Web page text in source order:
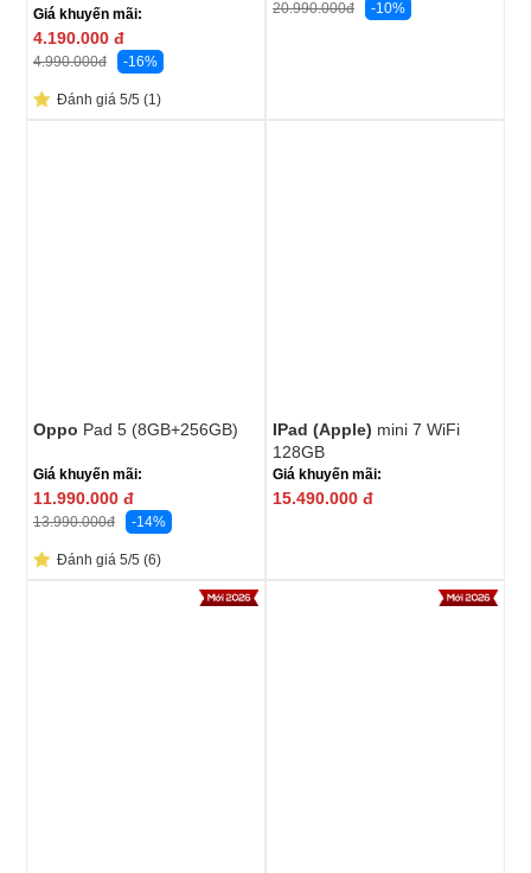
Giá khuyến mãi:
4.190.000 đ
4.990.000đ -16%
Đánh giá 5/5 (1)
20.990.000đ -10%
Oppo Pad 5 (8GB+256GB)
Giá khuyến mãi:
11.990.000 đ
13.990.000đ -14%
Đánh giá 5/5 (6)
IPad (Apple) mini 7 WiFi
128GB
Giá khuyến mãi:
15.490.000 đ
New
New